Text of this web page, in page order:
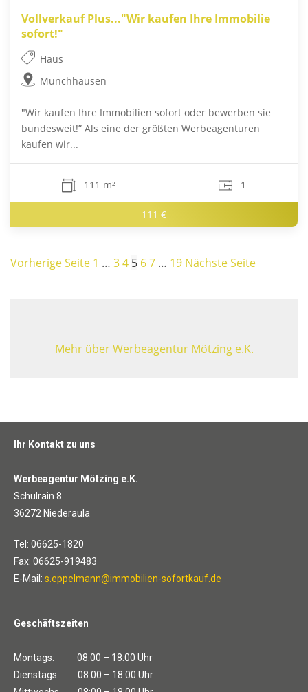
Vollverkauf Plus..."Wir kaufen Ihre Immobilie
sofort!"
Haus
Münchhausen
"Wir kaufen Ihre Immobilien sofort oder bewerben sie
bundesweit!” Als eine der größten Werbeagenturen
kaufen wir...
111 m² 1
111 €
Vorherige Seite 1 … 34 5 67 … 19 Nächste Seite
Mehr über Werbeagentur Mötzing e.K.
Ihr Kontakt zu uns
Werbeagentur Mötzing e.K.
Schulrain 8
36272 Niederaula
Tel: 06625-1820
Fax: 06625-919483
E-Mail: s.eppelmann@immobilien-sofortkauf.de
Geschäftszeiten
Montags: 08:00 – 18:00 Uhr
Dienstags: 08:00 – 18:00 Uhr